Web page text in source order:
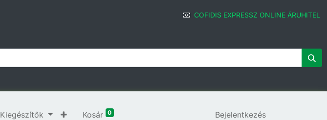
COFIDIS EXPRESSZ ONLINE ÁRUHITEL
Kiegészítők Kosár 0 Bejelentkezés